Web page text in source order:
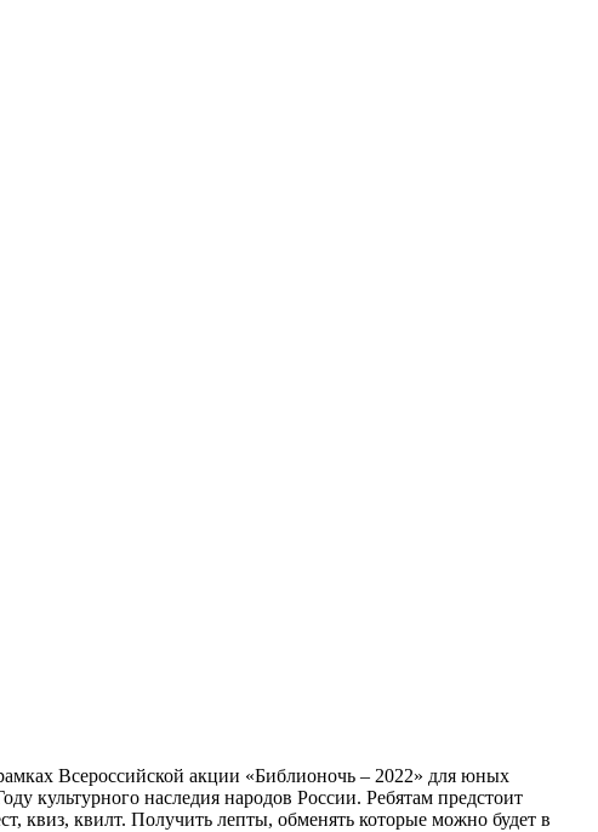
Всероссийской акции «Библионочь – 2022» для юных
культурного наследия народов России. Ребятам предстоит
квиз, квилт. Получить лепты, обменять которые можно будет в